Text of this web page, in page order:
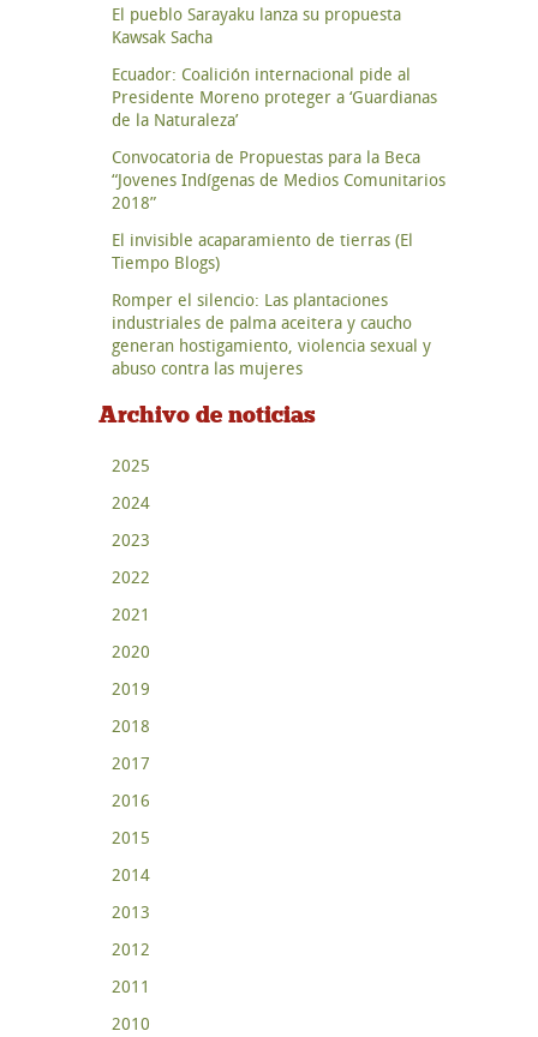
El pueblo Sarayaku lanza su propuesta
Kawsak Sacha
Ecuador: Coalición internacional pide al
Presidente Moreno proteger a ‘Guardianas
de la Naturaleza’
Convocatoria de Propuestas para la Beca
“Jovenes Indígenas de Medios Comunitarios
2018”
El invisible acaparamiento de tierras (El
Tiempo Blogs)
Romper el silencio: Las plantaciones
industriales de palma aceitera y caucho
generan hostigamiento, violencia sexual y
abuso contra las mujeres
Archivo de noticias
2025
2024
2023
2022
2021
2020
2019
2018
2017
2016
2015
2014
2013
2012
2011
2010